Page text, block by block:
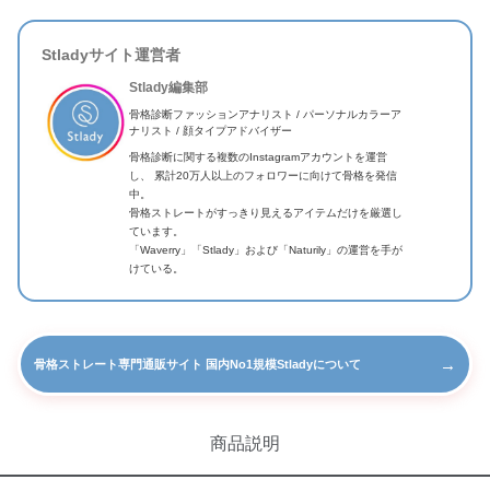
Stladyサイト運営者
Stlady編集部
骨格診断ファッションアナリスト / パーソナルカラーア
ナリスト / 顔タイプアドバイザー
骨格診断に関する複数のInstagramアカウントを運営
し、 累計20万人以上のフォロワーに向けて骨格を発信
中。
骨格ストレートがすっきり見えるアイテムだけを厳選し
ています。
「Waverry」「Stlady」および「Naturily」の運営を手が
けている。
骨格ストレート専門通販サイト 国内No1規模Stladyについて →
商品説明